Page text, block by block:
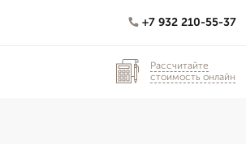
+7 932 210-55-37
Рассчитайте
стоимость онлайн